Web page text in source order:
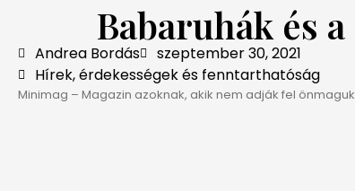
Babaruhák és
Andrea Bordás
szeptember 30, 2021
Hírek, érdekességek és fenntarthatóság
Minimag – Magazin azoknak, akik nem adják fel